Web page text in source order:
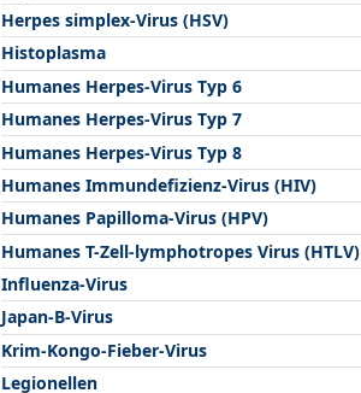
Herpes simplex-Virus (HSV)
Histoplasma
Humanes Herpes-Virus Typ 6
Humanes Herpes-Virus Typ 7
Humanes Herpes-Virus Typ 8
Humanes Immundefizienz-Virus (HIV)
Humanes Papilloma-Virus (HPV)
Humanes T-Zell-lymphotropes Virus (HTLV)
Influenza-Virus
Japan-B-Virus
Krim-Kongo-Fieber-Virus
Legionellen